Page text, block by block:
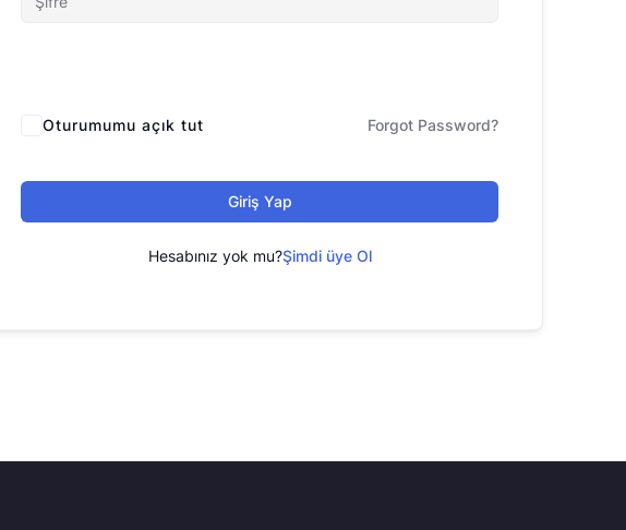
Oturumumu açık tut Forgot Password?
Giriş Yap
Hesabınız yok mu?Şimdi üye Ol